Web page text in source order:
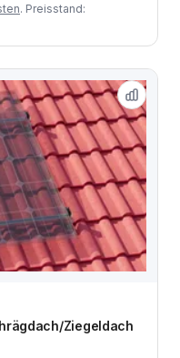
. Preisstand:
Ziegeldach